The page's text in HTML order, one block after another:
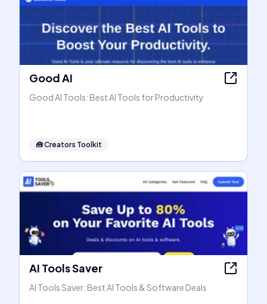
Good AI
Good AI Tools: Best AI Tools for Productivity
🧰Creators Toolkit
AI Tools Saver
AI Tools Saver: Best AI Tools & Software Deals